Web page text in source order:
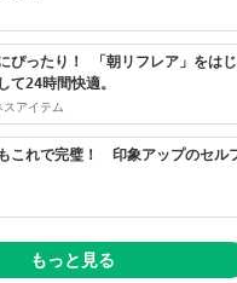
ぴったり！ 「朝リフレア」をは
て24時間快適。
アイテム
これで完璧！ 印象アップのセル
もっと見る